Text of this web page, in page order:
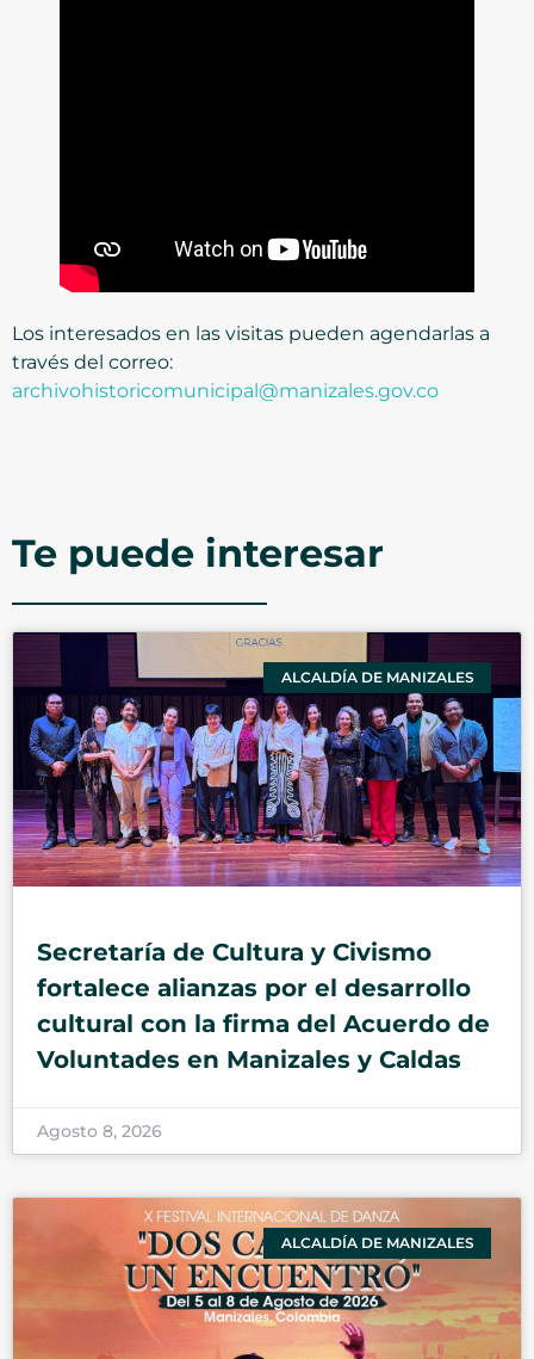
Los interesados en las visitas pueden agendarlas a
través del correo:
archivohistoricomunicipal@manizales.gov.co
Te puede interesar
ALCALDÍA DE MANIZALES
Secretaría de Cultura y Civismo
fortalece alianzas por el desarrollo
cultural con la firma del Acuerdo de
Voluntades en Manizales y Caldas
Agosto 8, 2026
ALCALDÍA DE MANIZALES